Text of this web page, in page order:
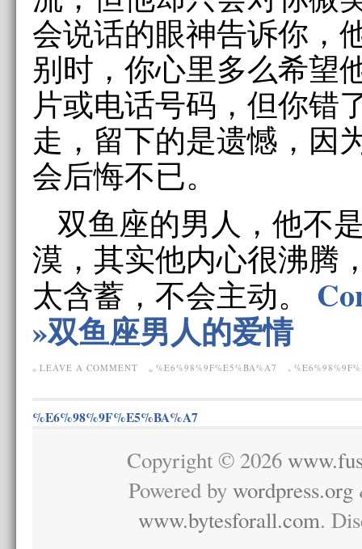
会说话的眼神告诉你，
别时，你心里多么希望
片或电话号码，但你错
走，留下的是遗憾，因
会后悔不已。
双鱼座的男人，他不
漠，其实他内心很沸腾
太含蓄，不会主动。
»双鱼座男人的爱情
LEAVE A COMMENT %E6%98%9F%E5%BA%A7
%E6%98%9F%E5%BA%A7
Copyright © 2026
Powered bywordpress.org
www.bytesforall.com.